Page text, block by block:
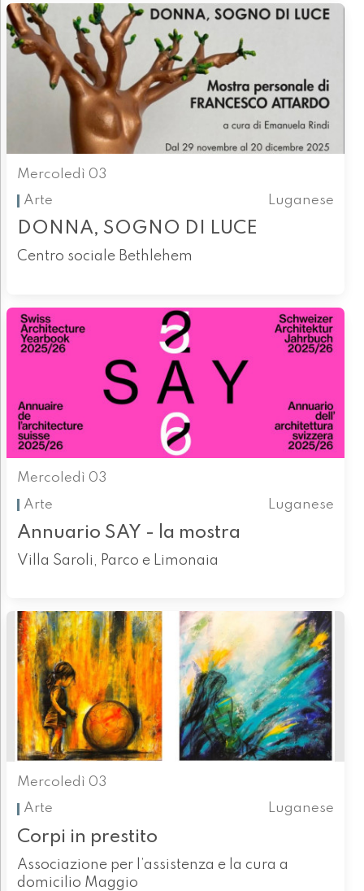
Mercoledì 03
Arte
Luganese
DONNA, SOGNO DI LUCE
Centro sociale Bethlehem
Mercoledì 03
Arte
Luganese
Annuario SAY - la mostra
Villa Saroli, Parco e Limonaia
Mercoledì 03
Arte
Luganese
Corpi in prestito
Associazione per l’assistenza e la cura a
domicilio Maggio